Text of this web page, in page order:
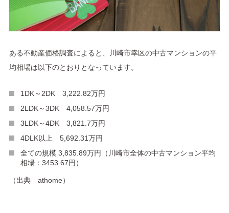
ある不動産価格調査によると、川崎市幸区の中古マンションの平
均相場は以下のとおりとなっています。
1DK～2DK 3,222.82万円
2LDK～3DK 4,058.57万円
3LDK～4DK 3,821.7万円
4DLK以上 5,692.31万円
全ての規模 3,835.89万円（川崎市全体の中古マンション平均
相場：3453.67円）
（出典 athome）